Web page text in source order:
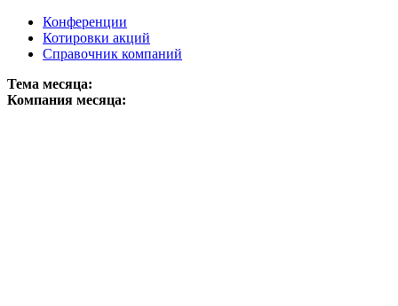
Конференции
Котировки акций
Справочник компаний
Тема месяца:
Компания месяца: